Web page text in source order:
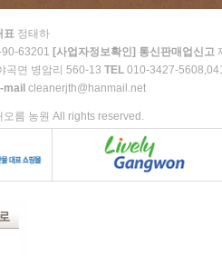
표 정태하
63201 [사업자정보확인] 통신판매업신고
곡면 병암리 560-13 TEL 010-3427-
mail cleanerjth@hanmail.net
름 농원 All rights reserved.